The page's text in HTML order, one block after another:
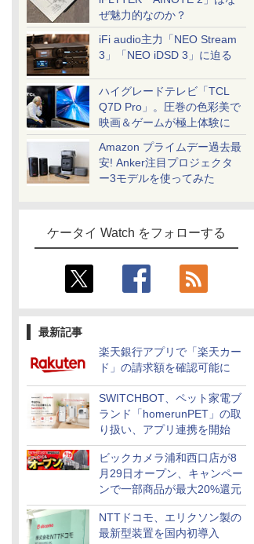
ぜ魅力的なのか？
iFi audio主力「NEO Stream
3」「NEO iDSD 3」に迫る
ハイグレードテレビ「TCL
Q7D Pro」。圧巻の色彩美で
映画＆ゲームが極上体験に
Amazon プライムデー過去最
安! Anker注目プロジェクタ
ー3モデルを使ってみた
ケータイ Watch をフォローする
最新記事
楽天銀行アプリで「楽天カー
ド」の請求額を確認可能に
SWITCHBOT、ペット家電ブ
ランド「homerunPET」の取
り扱い、アプリ連携を開始
ビックカメラ浦和西口店が8
月29日オープン、キャンペー
ンで一部商品が最大20%還元
NTTドコモ、エリクソン製の
最新型装置を国内初導入